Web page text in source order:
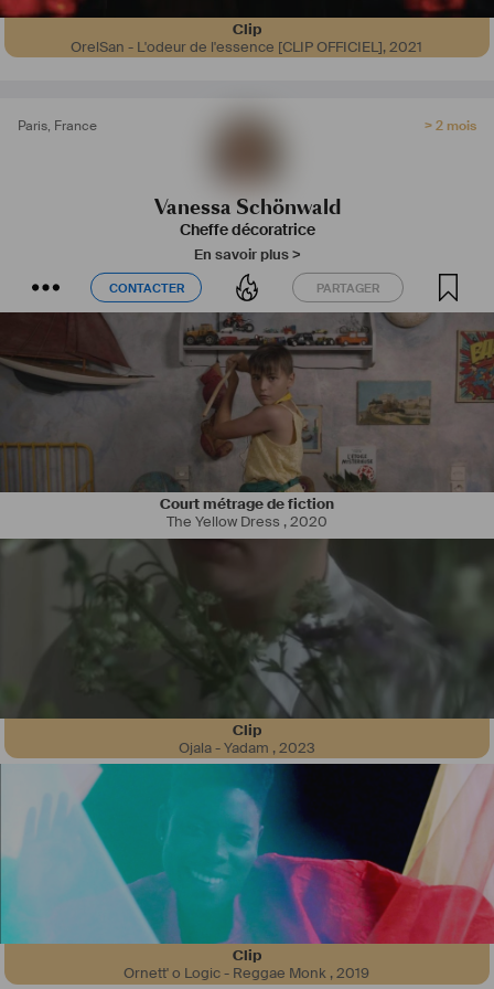
Clip
OrelSan - L'odeur de l'essence [CLIP OFFICIEL],2021
Paris, France > 2 mois
Vanessa Schönwald
Cheffe décoratrice
En savoir plus >
CONTACTER PARTAGER
CONTACTER PARTAGER
Court métrage de fiction
The Yellow Dress ,2020
Clip
Ojala - Yadam ,2023
Clip
Ornett' o Logic - Reggae Monk ,2019
ACTUALITES
Je suis en répétitions pour deux spectacles qui se jouerons en mars
et avril prochain en région parisienne.
-Je serai au théâtre de Montansier à Versailles les 15,16 et 17 mars
dans un cabaret autour de Rabelais ou j’interprèterai Gargantua lui-
même dans une mise en scène d'Hervé Van Der Meulen
-Je serai également au théâtre d'Anis Gras à Arcueil du 30 avril au 2
mai dans une adaptation "Des enfants du soleil" de Maxime Gorki ou
j'interprèterai Dimitri Vaguine dans une mise en scène d'Aksel
Carrez. (Projet soutenu par FORTE)
TELEVISION
Je viens de finir le tournage de la série "Les Combattantes" réalisée
par Alexandre Laurent dans laquelle je joue le Gendarme Clovis
Dudillot. C'est produit par Quad Drama pour TF1. (Diffusion automne
2022)
MUSIQUE